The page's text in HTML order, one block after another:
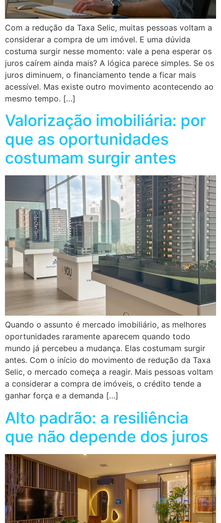
Com a redução da Taxa Selic, muitas pessoas voltam a
considerar a compra de um imóvel. E uma dúvida
costuma surgir nesse momento: vale a pena esperar os
juros caírem ainda mais? A lógica parece simples. Se os
juros diminuem, o financiamento tende a ficar mais
acessível. Mas existe outro movimento acontecendo ao
mesmo tempo. […]
Valorização imobiliária: por
que as oportunidades
costumam surgir antes
Quando o assunto é mercado imobiliário, as melhores
oportunidades raramente aparecem quando todo
mundo já percebeu a mudança. Elas costumam surgir
antes. Com o início do movimento de redução da Taxa
Selic, o mercado começa a reagir. Mais pessoas voltam
a considerar a compra de imóveis, o crédito tende a
ganhar força e a demanda […]
Alto padrão: a resiliência
que não depende dos juros